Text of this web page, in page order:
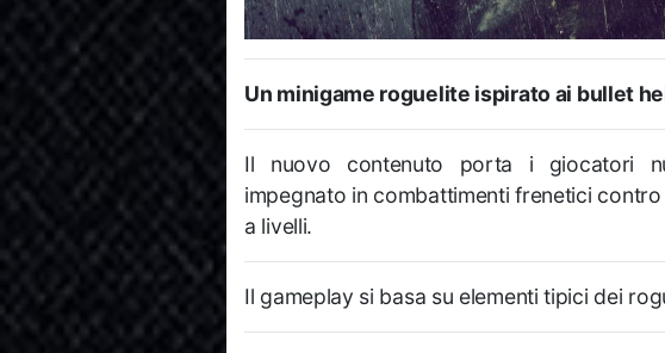
Un minigame roguelite ispirato ai bullet
Il nuovo contenuto porta i giocatori
impegnato in combattimenti frenetici
a livelli.
Il gameplay si basa su elementi tipici dei